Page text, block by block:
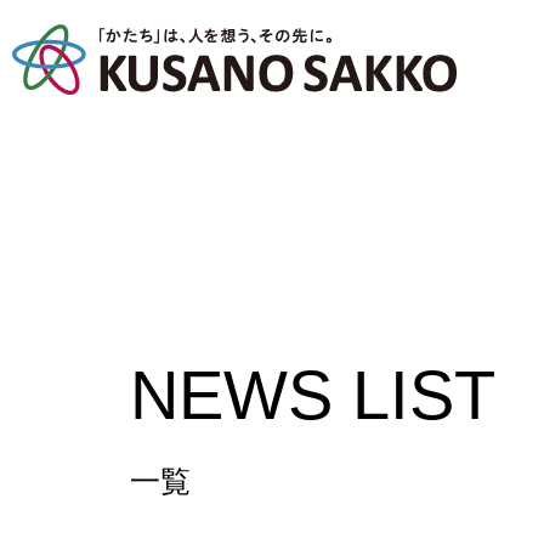
NEWS LIST
一覧